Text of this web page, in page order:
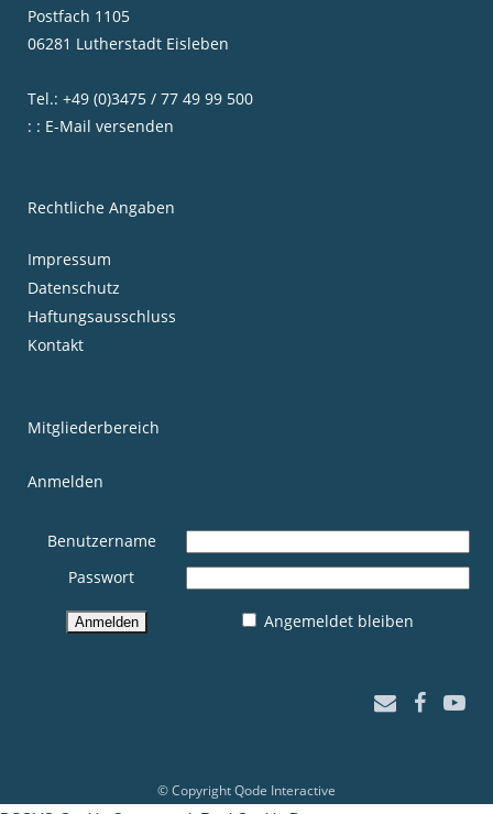
Postfach 1105
06281 Lutherstadt Eisleben
Tel.: +49 (0)3475 / 77 49 99 500
: : E-Mail versenden
Rechtliche Angaben
Impressum
Datenschutz
Haftungsausschluss
Kontakt
Mitgliederbereich
Anmelden
Benutzername
Passwort
Angemeldet bleiben
© CopyrightQode Interactive